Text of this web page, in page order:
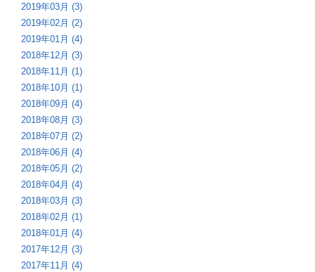
2019年03月 (3)
2019年02月 (2)
2019年01月 (4)
2018年12月 (3)
2018年11月 (1)
2018年10月 (1)
2018年09月 (4)
2018年08月 (3)
2018年07月 (2)
2018年06月 (4)
2018年05月 (2)
2018年04月 (4)
2018年03月 (3)
2018年02月 (1)
2018年01月 (4)
2017年12月 (3)
2017年11月 (4)